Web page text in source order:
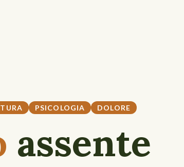
PSICOLOGIA DOLORE
assente